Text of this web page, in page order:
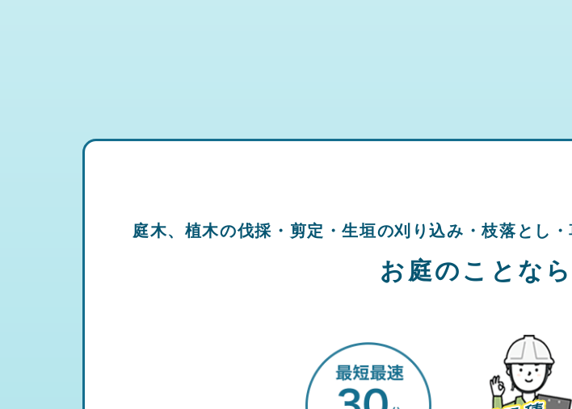
庭木、植木の伐採・剪定・生垣の刈り込み・枝落とし・
お庭のことな